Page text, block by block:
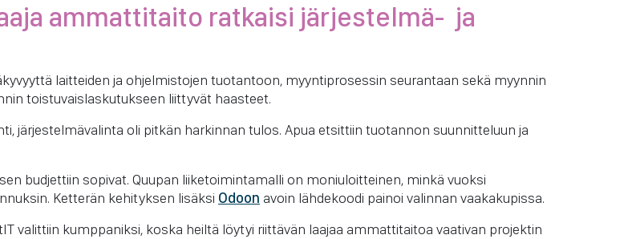
ammattitaito ratkaisi järjestelmä- ja
laitteiden ja ohjelmistojen tuotantoon, myyntiprosessin seurantaan sekä myynnin
toistuvaislaskutukseen liittyvät haasteet.
järjestelmävalinta oli pitkän harkinnan tulos. Apua etsittiin tuotannon suunnitteluun ja
budjettiin sopivat. Quupan liiketoimintamalli on moniuloitteinen, minkä vuoksi
Ketterän kehityksen lisäksi Odoon avoin lähdekoodi painoi valinnan vaakakupissa.
valittiin kumppaniksi, koska heiltä löytyi riittävän laajaa ammattitaitoa vaativan projektin